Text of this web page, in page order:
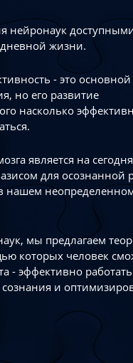
нейронаук
жизни.
- это
но его развитие
насколько
является на
для осознанной
нашем
мы предлагаем
которых человек
- эффективно работать
и